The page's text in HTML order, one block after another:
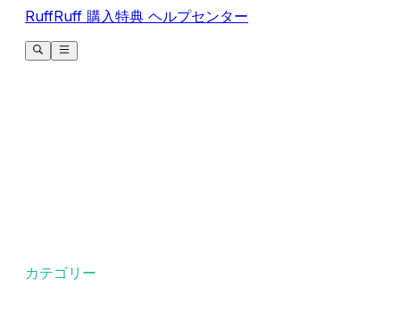
RuffRuff 購入特典 ヘルプセンター
カテゴリー